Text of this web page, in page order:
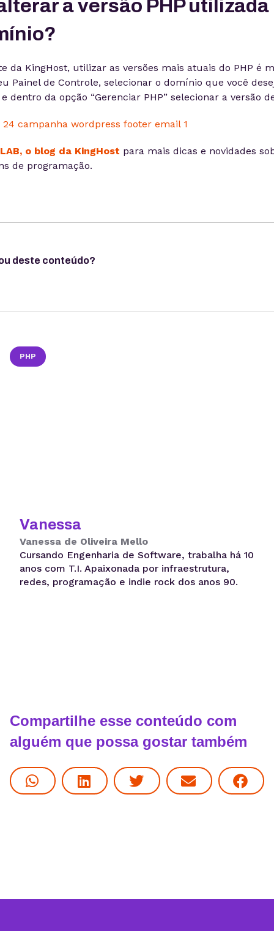
a versão PHP utilizada
da KingHost, utilizar as versões mais atuais do PHP é
Painel de Controle, selecionar o domínio que você
e dentro da opção “Gerenciar PHP” selecionar a versão
LAB, o blog da KingHost para mais dicas e novidades
de programação.
deste conteúdo?
PHP
Vanessa
Vanessa de Oliveira Mello
Cursando Engenharia de Software, trabalha há 10
anos com T.I. Apaixonada por infraestrutura,
redes, programação e indie rock dos anos 90.
Compartilhe esse conteúdo com
alguém que possa gostar também